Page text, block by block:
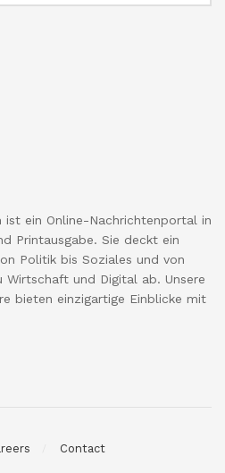
ist ein Online-Nachrichtenportal in
Printausgabe. Sie deckt ein
Politik bis Soziales und von
Wirtschaft und Digital ab. Unsere
bieten einzigartige Einblicke mit
Contact